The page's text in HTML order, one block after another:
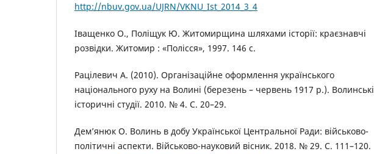
http://nbuv.gov.ua/UJRN/VKNU_Ist_2014_3_4
Іващенко О., Поліщук Ю. Житомирщина шляхами історії: краєзнавчі
розвідки. Житомир : «Полісся», 1997. 146 с.
Рацілевич А. (2010). Організаційне оформлення українського
національного руху на Волині (березень – червень 1917 р.). Волинські
історичні студії. 2010. № 4. С. 20–29.
Дем’янюк О. Волинь в добу Української Центральної Ради: військово-
політичні аспекти. Військово-науковий вісник. 2018. № 29. С. 111–120.